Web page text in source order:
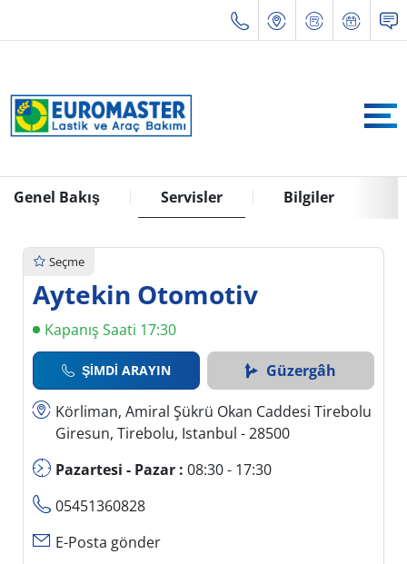
Genel Bakış Servisler Bilgiler
Seçme
Aytekin Otomotiv
Kapanış Saati 17:30
ŞIMDI ARAYIN Güzergâh
Körliman, Amiral Şükrü Okan Caddesi Tirebolu
Giresun, Tirebolu, Istanbul - 28500
Pazartesi - Pazar : 08:30 - 17:30
05451360828
E-Posta gönder